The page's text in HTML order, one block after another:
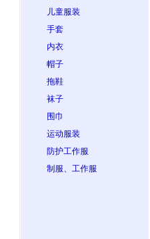
儿童服装
手套
内衣
帽子
拖鞋
袜子
围巾
运动服装
防护工作服
制服、工作服